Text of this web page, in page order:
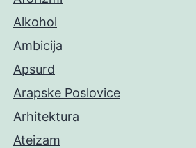
Alkohol
Ambicija
Apsurd
Arapske Poslovice
Arhitektura
Ateizam